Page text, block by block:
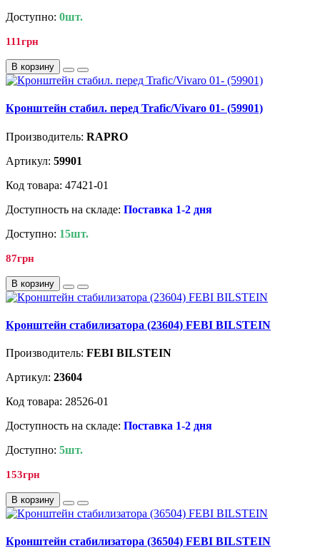
Доступно: 0шт.
111грн
В корзину
Кронштейн стабил. перед Trafic/Vivaro 01- (59901)
Производитель: RAPRO
Артикул: 59901
Код товара: 47421-01
Доступность на складе: Поставка 1-2 дня
Доступно: 15шт.
87грн
В корзину
Кронштейн стабилизатора (23604) FEBI BILSTEIN
Производитель: FEBI BILSTEIN
Артикул: 23604
Код товара: 28526-01
Доступность на складе: Поставка 1-2 дня
Доступно: 5шт.
153грн
В корзину
Кронштейн стабилизатора (36504) FEBI BILSTEIN